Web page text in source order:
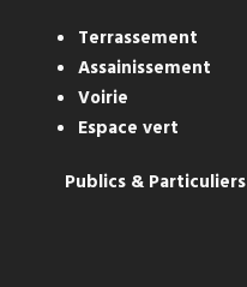
Terrassement
Assainissement
Voirie
Espace vert
Publics & Particuliers